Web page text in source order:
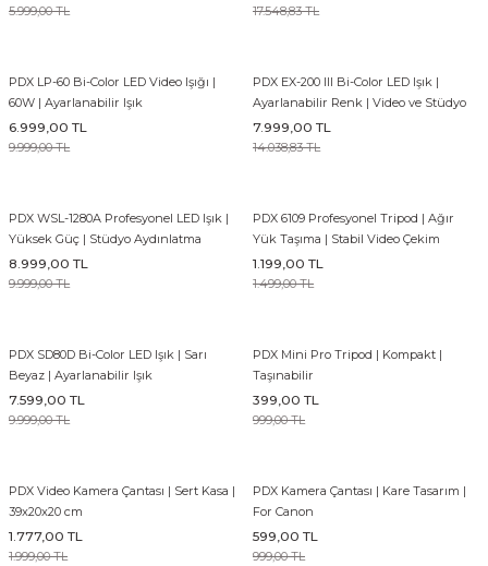
5.999,00 TL 17.548,83 TL
PDX LP-60 Bi-Color LED Video Işığı |
60W | Ayarlanabilir Işık
6.999,00 TL
9.999,00 TL
PDX EX-200 III Bi-Color LED Işık |
Ayarlanabilir Renk | Video ve Stüdyo
7.999,00 TL
14.038,83 TL
PDX WSL-1280A Profesyonel LED Işık |
Yüksek Güç | Stüdyo Aydınlatma
8.999,00 TL
9.999,00 TL
PDX 6109 Profesyonel Tripod | Ağır
Yük Taşıma | Stabil Video Çekim
1.199,00 TL
1.499,00 TL
PDX SD80D Bi-Color LED Işık | Sarı
Beyaz | Ayarlanabilir Işık
7.599,00 TL
9.999,00 TL
PDX Mini Pro Tripod | Kompakt |
Taşınabilir
399,00 TL
999,00 TL
PDX Video Kamera Çantası | Sert Kasa |
39x20x20 cm
1.777,00 TL
1.999,00 TL
PDX Kamera Çantası | Kare Tasarım |
For Canon
599,00 TL
999,00 TL